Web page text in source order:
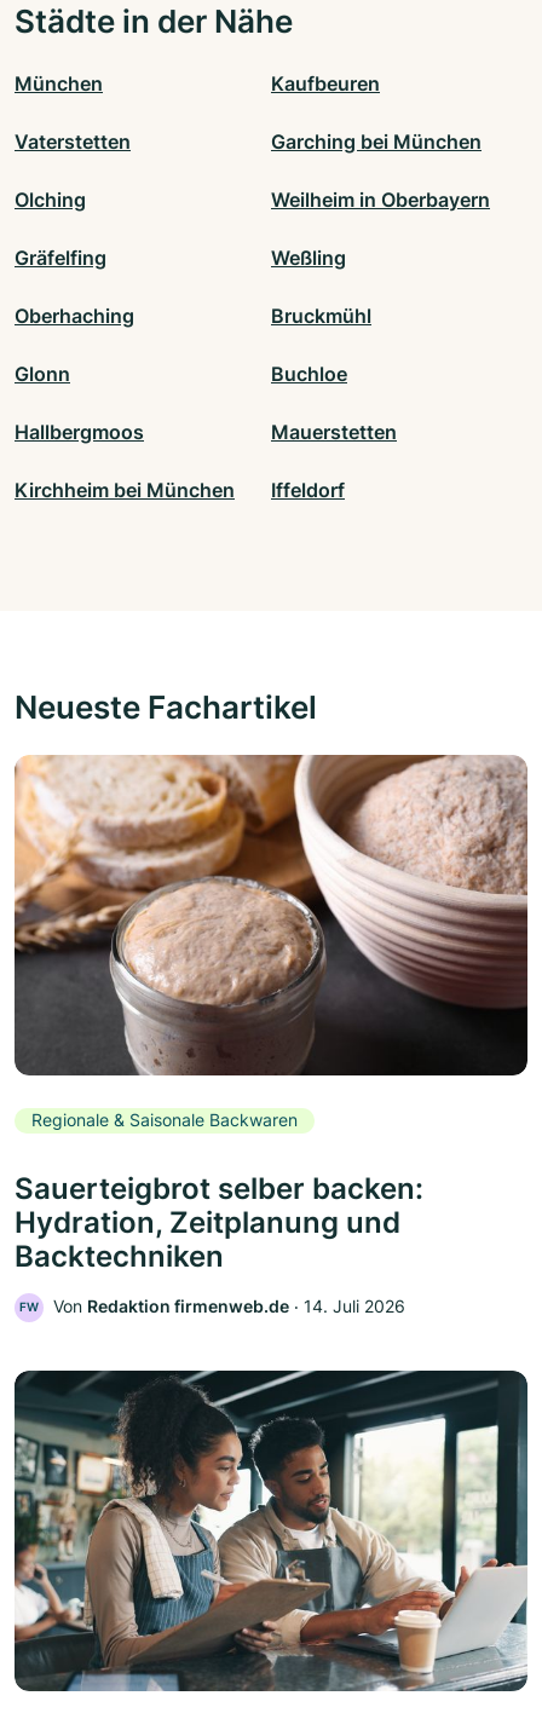
Städte in der Nähe
München Kaufbeuren
Vaterstetten Garching bei München
Olching Weilheim in Oberbayern
Gräfelfing Weßling
Oberhaching Bruckmühl
Glonn Buchloe
Hallbergmoos Mauerstetten
Kirchheim bei München Iffeldorf
Neueste Fachartikel
Regionale & Saisonale Backwaren
Sauerteigbrot selber backen:
Hydration, Zeitplanung und
Backtechniken
FW Von Redaktion firmenweb.de ‧ 14. Juli 2026